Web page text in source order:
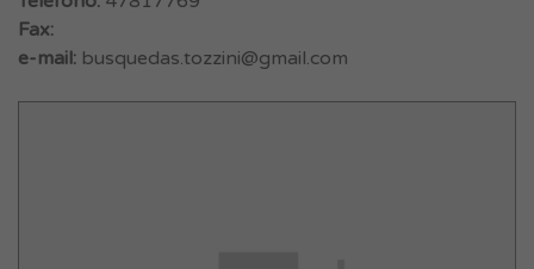
Fax:
e-mail: busquedas.tozzini@gmail.com